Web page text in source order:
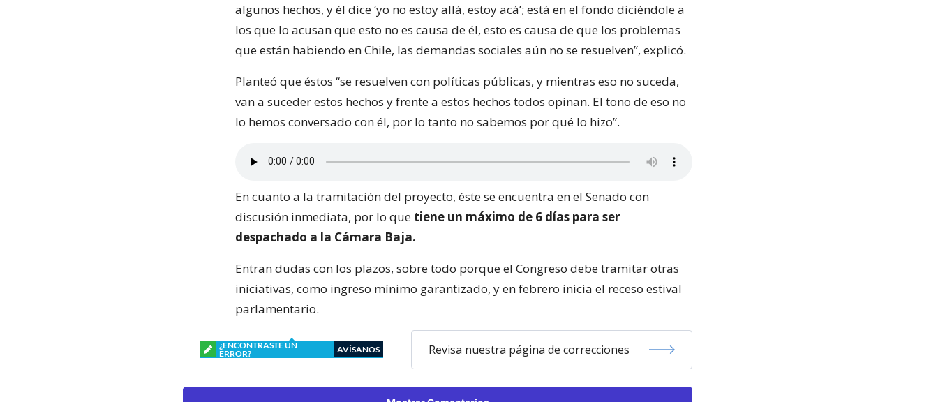
algunos hechos, y él dice ‘yo no estoy allá, estoy acá’; está en el fondo diciéndole a
los que lo acusan que esto no es causa de él, esto es causa de que los problemas
que están habiendo en Chile, las demandas sociales aún no se resuelven”, explicó.
Planteó que éstos “se resuelven con políticas públicas, y mientras eso no suceda,
van a suceder estos hechos y frente a estos hechos todos opinan. El tono de eso no
lo hemos conversado con él, por lo tanto no sabemos por qué lo hizo”.
En cuanto a la tramitación del proyecto, éste se encuentra en el Senado con
discusión inmediata, por lo que tiene un máximo de 6 días para ser
despachado a la Cámara Baja.
Entran dudas con los plazos, sobre todo porque el Congreso debe tramitar otras
iniciativas, como ingreso mínimo garantizado, y en febrero inicia el receso estival
parlamentario.
¿ENCONTRASTE UN
ERROR?
AVÍSANOS Revisa nuestra página de correcciones